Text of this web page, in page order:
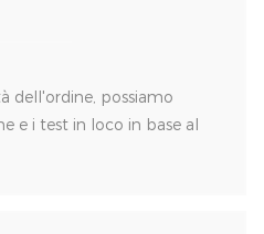
dell'ordine, possiamo
e i test in loco in base al